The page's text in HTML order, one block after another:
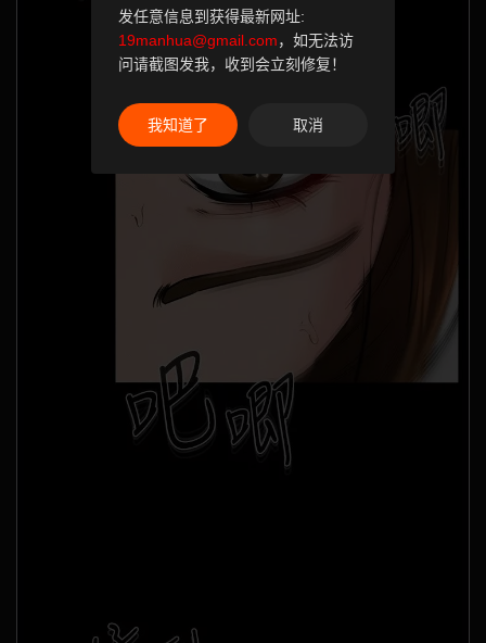
发任意信息到获得最新网址:
19manhua@gmail.com，如无法访
问请截图发我，收到会立刻修复！
我知道了 取消